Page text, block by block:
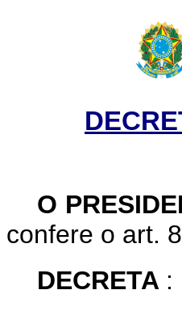
O
confere o art.
DECRETA :